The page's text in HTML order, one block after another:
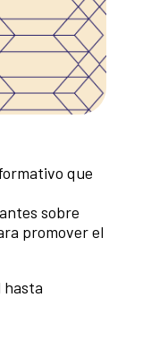
que
sobre
promover el
hasta